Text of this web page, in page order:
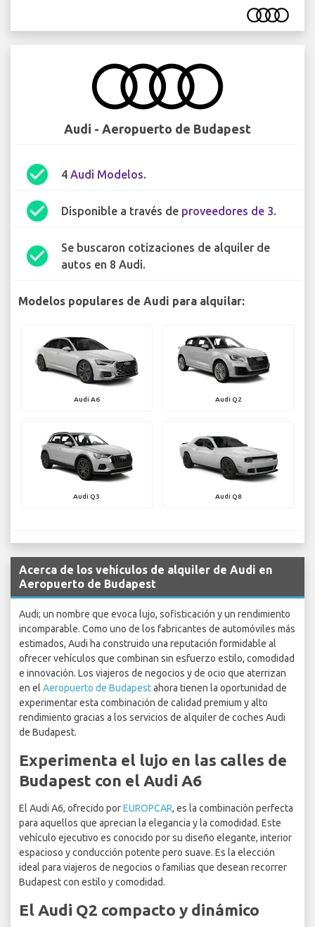
Audi - Aeropuerto de Budapest
check_circle 4 Audi Modelos.
check_circle Disponible a través de proveedores de 3.
check_circle
Se buscaron cotizaciones de alquiler de
autos en 8 Audi.
Modelos populares de Audi para alquilar:
Audi A6 Audi Q2
Audi Q3 Audi Q8
Acerca de los vehículos de alquiler de Audi en
Aeropuerto de Budapest
Audi; un nombre que evoca lujo, sofisticación y un rendimiento
incomparable. Como uno de los fabricantes de automóviles más
estimados, Audi ha construido una reputación formidable al
ofrecer vehículos que combinan sin esfuerzo estilo, comodidad
e innovación. Los viajeros de negocios y de ocio que aterrizan
en el Aeropuerto de Budapestahora tienen la oportunidad de
experimentar esta combinación de calidad premium y alto
rendimiento gracias a los servicios de alquiler de coches Audi
de Budapest.
Experimenta el lujo en las calles de
Budapest con el Audi A6
El Audi A6, ofrecido porEUROPCAR, es la combinación perfecta
para aquellos que aprecian la elegancia y la comodidad. Este
vehículo ejecutivo es conocido por su diseño elegante, interior
espacioso y conducción potente pero suave. Es la elección
ideal para viajeros de negocios o familias que desean recorrer
Budapest con estilo y comodidad.
El Audi Q2 compacto y dinámico